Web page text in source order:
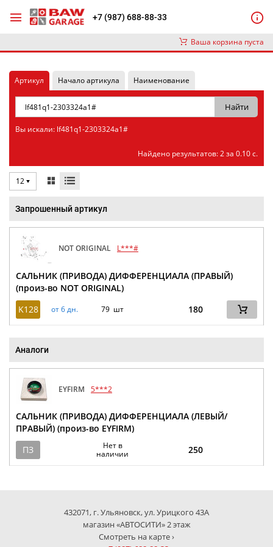
+7 (987) 688-88-33
Ваша корзина пуста
Артикул Начало артикула Наименование
Вы искали: lf481q1-2303324a1#
Найдено результатов: 2 за 0.10 с.
12
Запрошенный артикул
NOT ORIGINAL L***#
САЛЬНИК (ПРИВОДА) ДИФФЕРЕНЦИАЛА (ПРАВЫЙ)
(произ-во NOT ORIGINAL)
K128
от 6 дн. 79 шт 180
Аналоги
EYFIRM 5***2
САЛЬНИК (ПРИВОДА) ДИФФЕРЕНЦИАЛА (ЛЕВЫЙ/
ПРАВЫЙ) (произ-во EYFIRM)
ПЗ
Нет в
наличии
250
432071, г. Ульяновск, ул. Урицкого 43А
магазин «АВТОСИТИ» 2 этаж
Смотреть на карте ›